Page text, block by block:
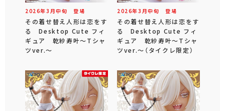
2026年3 月中旬 登場
その着せ替え人形は恋をす
る Desktop Cute フィ
ギュア 乾紗寿叶～Tシャ
ツver.～
2026年3 月中旬 登場
その着せ替え人形は恋をす
る Desktop Cute フィ
ギュア 乾紗寿叶～Tシャ
ツver.～（タイクレ限定）